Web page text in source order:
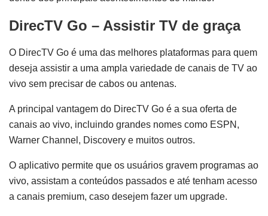
DirecTV Go – Assistir TV de graça
O DirecTV Go é uma das melhores plataformas para quem
deseja assistir a uma ampla variedade de canais de TV ao
vivo sem precisar de cabos ou antenas.
A principal vantagem do DirecTV Go é a sua oferta de
canais ao vivo, incluindo grandes nomes como ESPN,
Warner Channel, Discovery e muitos outros.
O aplicativo permite que os usuários gravem programas ao
vivo, assistam a conteúdos passados e até tenham acesso
a canais premium, caso desejem fazer um upgrade.